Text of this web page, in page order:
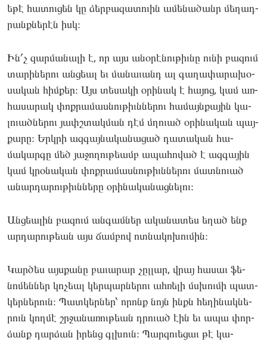
եթէ հա­տու­ցեն կը ձեր­բա­զատո­ւին ամե­նածանր մե­ղադ­
րանքնե­րէն իսկ։
Ին՛չ զար­մա­նալի է, որ այս անօ­րէնու­թիւնը ու­նի բա­զում
տա­րինե­րու ան­ցեալ եւ մա­նաւանդ ալ գա­ղափա­րախօ­
սական հիմ­քեր։ Այս տե­սակի օրի­նակ է հա­յոց, կամ առ­
հա­սարակ փոք­րա­մաս­նութիւննե­րու հա­մայնքա­յին կա­
լուած­նե­րու յափշտակ­ման դէմ մղո­ւած օրի­նական պայ­
քա­րը։ Երկրի ազ­գայնա­կանա­ցած դա­տական հա­
մակար­գը մեծ յա­ջողու­թեամբ ապա­հոված է ազ­գա­յին
կամ կրօ­նական փոք­րա­մաս­նութիւննե­րու մատ­նո­ւած
անար­դա­րու­թիւննե­րը օրի­նակա­նաց­նե­լու։
Ան­ցեալին բա­զում ան­գամներ ակա­նատես եղած ենք
ար­դա­րու­թեան այս ճամ­բով ոտ­նա­կոխու­մին։
Կար­ծես այսքա­նը բա­ւարար չըլ­լար, վրայ հա­սաւ ֆե­
նոմեն­ներ կո­չեալ կեր­պարնե­րու ահ­ռե­լի մսխու­մի պատ­
կերնե­րուն։ Պատ­կերներ՝ որոնք նոյն ինքն հե­ղինակ­նե­
րուն կող­մէ շրջա­նառու­թեան դրո­ւած էին եւ ապա փոր­
ձանք դար­ձան իրենց գլխուն։ Պար­զո­ւեցաւ թէ կա­